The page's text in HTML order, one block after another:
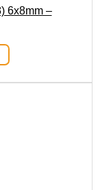
6x8mm –